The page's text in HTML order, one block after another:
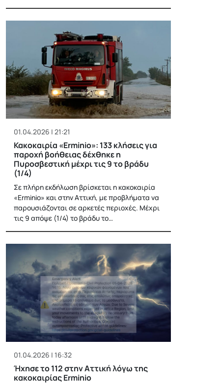
01.04.2026 | 21:21
Κακοκαιρία «Erminio»: 133 κλήσεις για
παροχή βοήθειας δέχθηκε η
Πυροσβεστική μέχρι τις 9 το βράδυ
(1/4)
Σε πλήρη εκδήλωση βρίσκεται η κακοκαιρία
«Erminio» και στην Αττική, με προβλήματα να
παρουσιάζονται σε αρκετές περιοχές. Μέχρι
τις 9 απόψε (1/4) το βράδυ το…
01.04.2026 | 16:32
Ήχησε το 112 στην Αττική λόγω της
κακοκαιρίας Erminio